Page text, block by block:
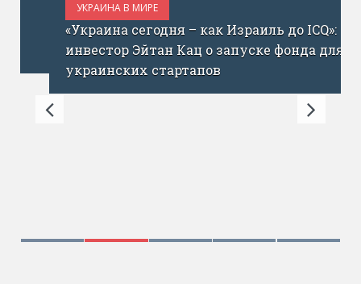
УКРАИНА В МИРЕ
ИЮЛЬ 1, 2017
«Украина сегодня – как Израиль до ICQ»:
инвестор Эйтан Кац о запуске фонда для
украинских стартапов